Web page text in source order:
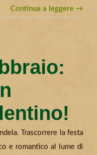
Continua a leggere →
Trascorrere la festa
e romantico al lume di